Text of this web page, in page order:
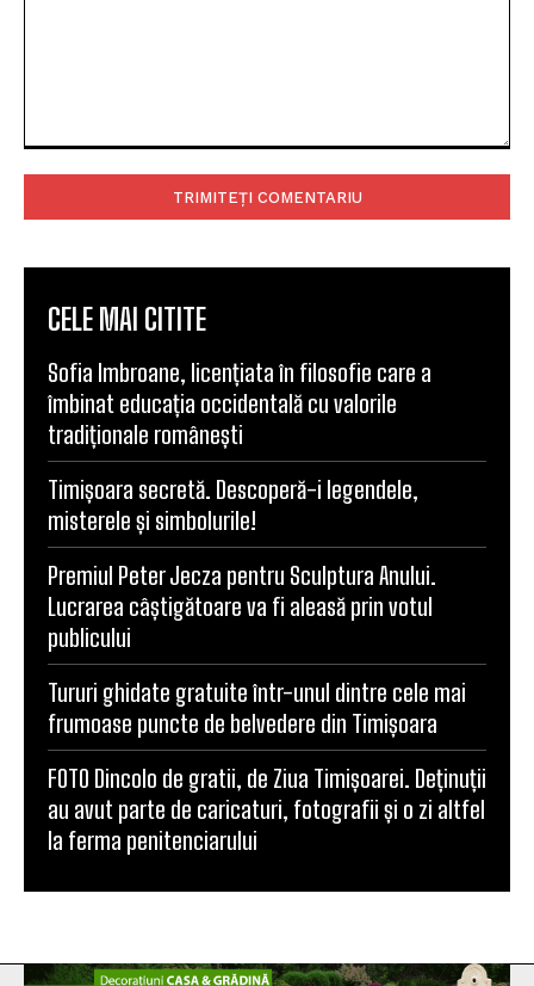
CELE MAI CITITE
Sofia Imbroane, licențiata în filosofie care a
îmbinat educația occidentală cu valorile
tradiționale românești
Timișoara secretă. Descoperă-i legendele,
misterele și simbolurile!
Premiul Peter Jecza pentru Sculptura Anului.
Lucrarea câștigătoare va fi aleasă prin votul
publicului
Tururi ghidate gratuite într-unul dintre cele mai
frumoase puncte de belvedere din Timișoara
FOTO Dincolo de gratii, de Ziua Timișoarei. Deținuții
au avut parte de caricaturi, fotografii și o zi altfel
la ferma penitenciarului